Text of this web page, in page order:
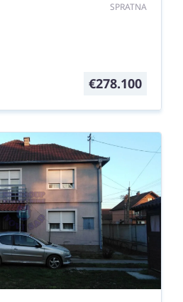
SPRATNA
€278.100